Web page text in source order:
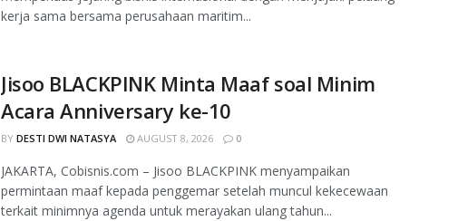
kerja sama bersama perusahaan maritim...
Jisoo BLACKPINK Minta Maaf soal Minim
Acara Anniversary ke-10
BY DESTI DWI NATASYA AUGUST 8, 2026 0
JAKARTA, Cobisnis.com – Jisoo BLACKPINK menyampaikan
permintaan maaf kepada penggemar setelah muncul kekecewaan
terkait minimnya agenda untuk merayakan ulang tahun...